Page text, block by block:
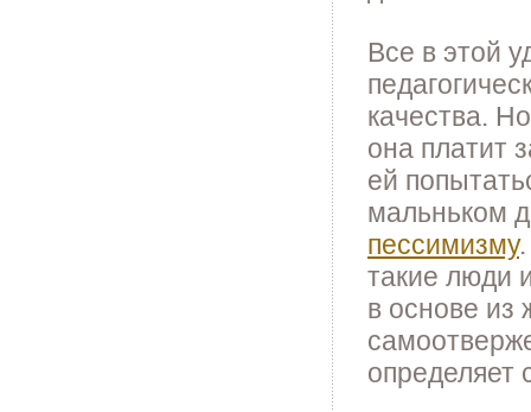
Все в этой
качества.
она платит
ей
мальньком
пессимизму
такие люди
в основе из
определяет